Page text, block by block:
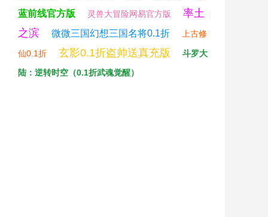
蓝前线官方版
灵兽大冒险网易官方版
率土
之滨
微微三国幻想三国名将0.1折 上古修
仙0.1折 玄影0.1折盗帅送真充版
斗罗大
陆：逆转时空（0.1折武魂觉醒）